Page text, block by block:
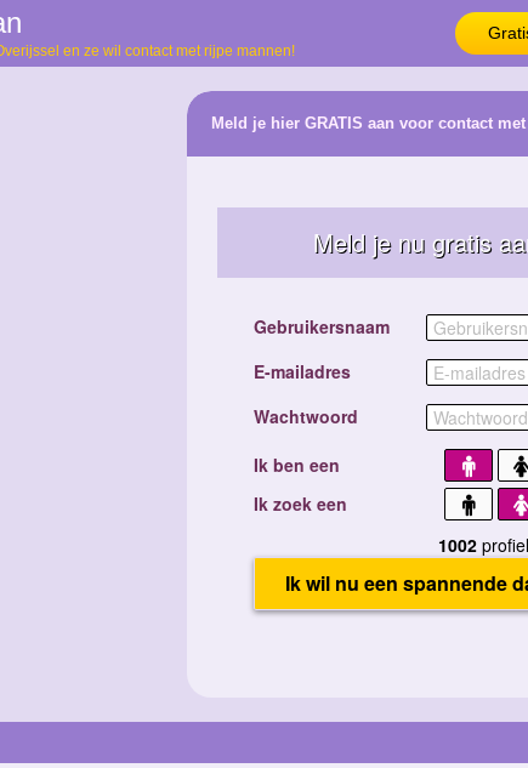
en ze wil contact met rijpe mannen!
Meld je hier GRATIS aan voor contact